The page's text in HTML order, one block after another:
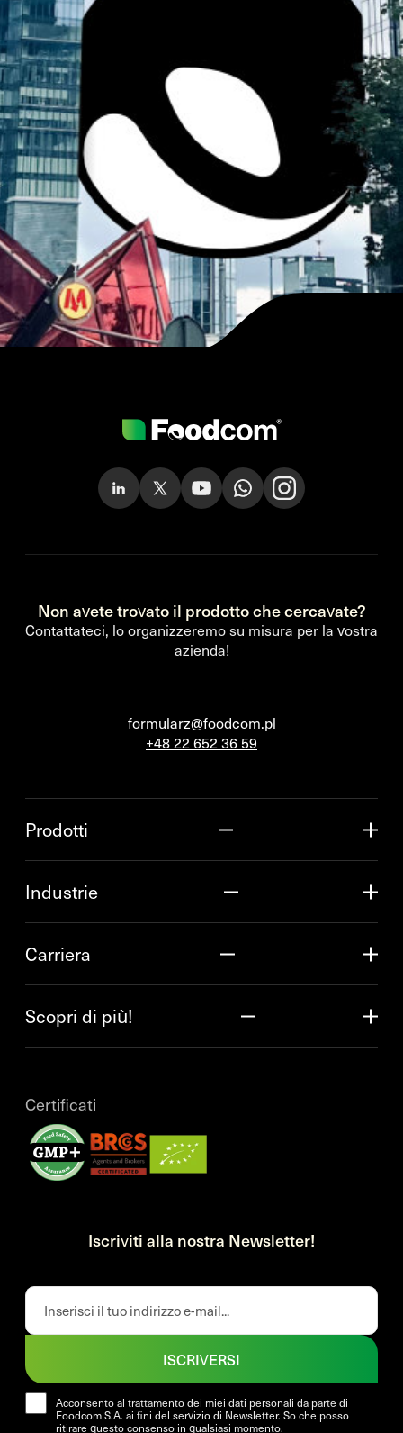
Non avete trovato il prodotto che cercavate?
Contattateci, lo organizzeremo su misura per la vostra
azienda!
formularz@foodcom.pl
+48 22 652 36 59
Prodotti
Industrie
Carriera
Scopri di più!
Certificati
Iscriviti alla nostra Newsletter!
Acconsento al trattamento dei miei dati personali da parte di
Foodcom S.A. ai fini del servizio di Newsletter. So che posso
ritirare questo consenso in qualsiasi momento.
ISCRIVERSI